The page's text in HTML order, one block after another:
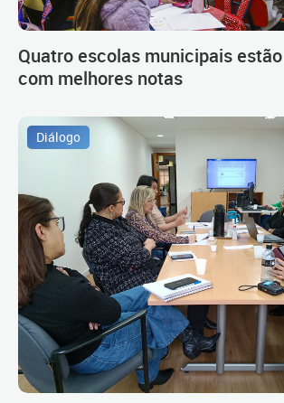
Quatro escolas municipais
com melhores notas
Diálogo